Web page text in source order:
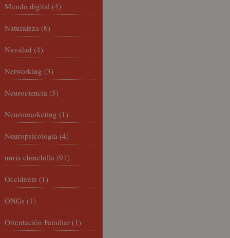
Mundo digital (4)
Naturaleza (6)
Navidad (4)
Networking (3)
Neurociencia (5)
Neuromarketing (1)
Neuropsicología (4)
nuria chinchilla (91)
Occidente (1)
ONGs (1)
Orientación Familiar (1)